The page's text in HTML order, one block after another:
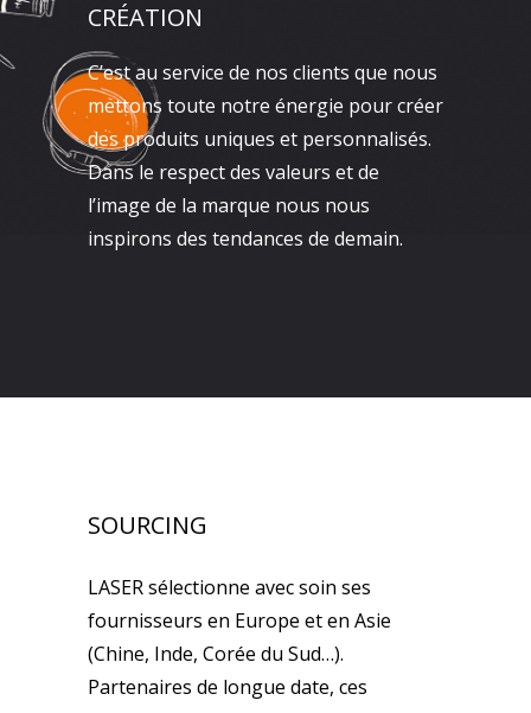
CRÉATION
C’est au service de nos clients que nous
mettons toute notre énergie pour créer
des produits uniques et personnalisés.
Dans le respect des valeurs et de
l’image de la marque nous nous
inspirons des tendances de demain.
SOURCING
LASER sélectionne avec soin ses
fournisseurs en Europe et en Asie
(Chine, Inde, Corée du Sud…).
Partenaires de longue date, ces